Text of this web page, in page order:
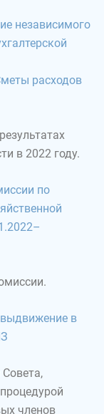
независимого
расходов
в 2022 году.
по
в
членов